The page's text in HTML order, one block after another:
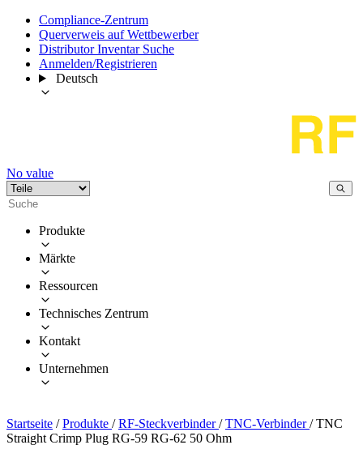
Compliance-Zentrum
Querverweis auf Wettbewerber
Distributor Inventar Suche
Anmelden/Registrieren
Deutsch
No value
Produkte
Märkte
Ressourcen
Technisches Zentrum
Kontakt
Unternehmen
Startseite / Produkte / RF-Steckverbinder/ TNC-Verbinder/ TNC
Straight Crimp Plug RG-59 RG-62 50 Ohm